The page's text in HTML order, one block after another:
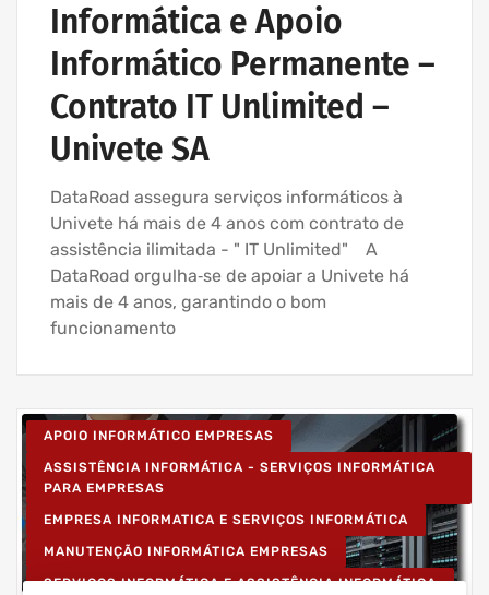
Informática e Apoio
Informático Permanente –
Contrato IT Unlimited –
Univete SA
DataRoad assegura serviços informáticos à
Univete há mais de 4 anos com contrato de
assistência ilimitada - " IT Unlimited" A
DataRoad orgulha‑se de apoiar a Univete há
mais de 4 anos, garantindo o bom
funcionamento
APOIO INFORMÁTICO EMPRESAS
ASSISTÊNCIA INFORMÁTICA - SERVIÇOS INFORMÁTICA
PARA EMPRESAS
EMPRESA INFORMATICA E SERVIÇOS INFORMÁTICA
MANUTENÇÃO INFORMÁTICA EMPRESAS
SERVIÇOS INFORMÁTICA E ASSISTÊNCIA INFORMÁTICA